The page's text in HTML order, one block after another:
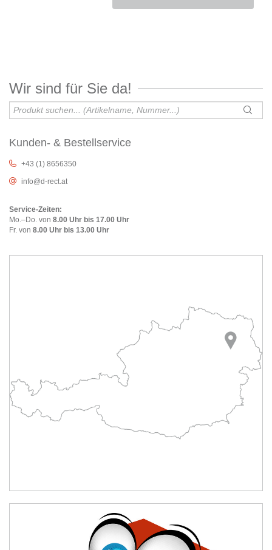
Wir sind für Sie da!
Kunden- & Bestellservice
+43 (1) 8656350
info@d-rect.at
Service-Zeiten:
Mo.–Do. von 8.00 Uhr bis 17.00 Uhr
Fr. von 8.00 Uhr bis 13.00 Uhr